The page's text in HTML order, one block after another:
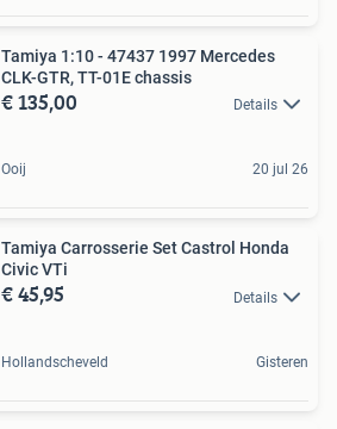
Tamiya 1:10 - 47437 1997 Mercedes
CLK-GTR, TT-01E chassis
€ 135,00 Details
Ooij 20 jul 26
Tamiya Carrosserie Set Castrol Honda
Civic VTi
€ 45,95 Details
Hollandscheveld Gisteren